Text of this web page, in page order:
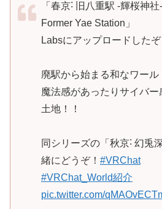
「春京˸ 旧八重駅 -輝桜神
Former Yae Station」
Labsにアップロードしたぞ
廃駅から始まる和なワール
魔法感があったりサイバ
土地！！
同シリーズの「秋京˸ 幻兎
緒にどうぞ！ #VRChat
#VRChat_World紹介
pic.twitter.com/